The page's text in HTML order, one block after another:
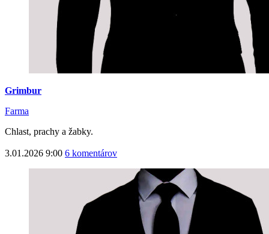
Grimbur
Farma
Chlast, prachy a žabky.
3.01.2026 9:00 6 komentárov